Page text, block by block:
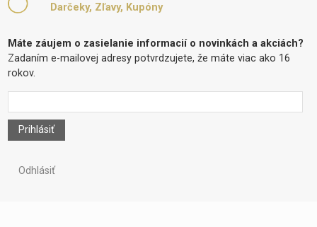
Darčeky, Zľavy, Kupóny
Máte záujem o zasielanie informacií o novinkách a akciách?
Zadaním e-mailovej adresy potvrdzujete, že máte viac ako 16
rokov.
Prihlásiť
Odhlásiť